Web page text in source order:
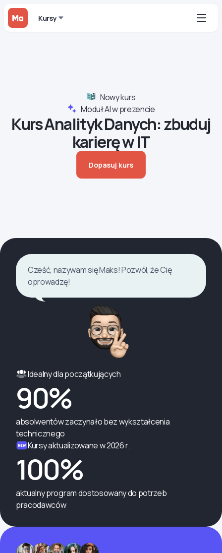
Kursy
Nowy kurs
Moduł AI w prezencie
Kurs Analityk Danych: zbuduj
karierę w IT
Dopasuj kurs
Cześć, nazywam się Maks! Pozwól, że Cię
oprowadzę!
Idealny dla początkujących
90%
absolwentów zaczynało bez wykształcenia
technicznego
Kursy aktualizowane w 2026 r.
100%
aktualny program dostosowany do potrzeb
pracodawców